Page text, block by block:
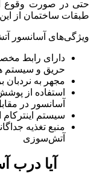
حتی در صورت وقوع
طبقات ساختمان از
ویژگی‌های آسانسور
دارای رابط
حریق و سیستم
مجهر به نردبان
استفاده از
آسانسور در
سیستم
منبع تغذیه
آتش‌سوزی
آیا